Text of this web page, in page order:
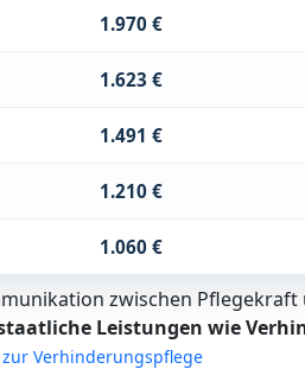
1.970 €
1.623 €
1.491 €
1.210 €
1.060 €
zwischen
Leistungen wie
Verhinderungspflege